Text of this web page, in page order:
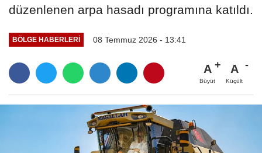
düzenlenen arpa hasadı programına katıldı.
BÖLGE HABERLERİ 08 Temmuz 2026 - 13:41
A
Büyüt
A
Küçült